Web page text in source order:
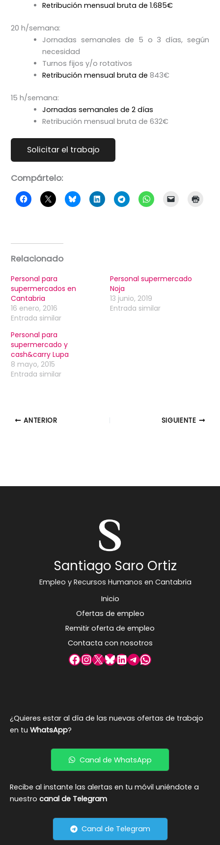
Retribución mensual bruta de1.685€
20 h/semana:
Jornadas semanales de 5 o 3 días, según
necesidad
Turnos fijos y/o rotativos
Retribución mensual bruta de843€
15 h/semana:
Jornadas semanales de 2 días
Retribución mensual bruta de 632€
Compártelo:
Relacionado
Personal para
supermercados en
Cantabria
16 enero, 2016
Entrada similar
Personal supermercado
Noja
13 junio, 2019
Entrada similar
Personal para
supermercado y
cash&carry Lupa
8 mayo, 2015
Entrada similar
ANTERIOR SIGUIENTE
Santiago Saro Ortiz
Empleo y Recursos Humanos en Cantabria
Inicio
Ofertas de empleo
Remitir oferta de empleo
Contacta con nosotros
Facebook
Instagram
X Bluesky
LinkedIn
Telegram
WhatsApp
¿Quieres estar al día de las nuevas ofertas de trabajo
en tu WhatsApp?
Canal de WhatsApp
Recibe al instante las alertas en tu móvil uniéndote a
nuestro canal de Telegram
Canal de Telegram